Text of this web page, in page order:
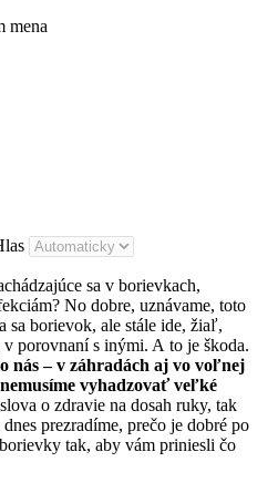
mena
sa v borievkach,
No dobre, uznávame, toto
sa borievok, ale stále ide, žiaľ,
porovnaní s inými. A to je škoda.
nás – v záhradách aj vo voľnej
vyhadzovať veľké
o zdravie na dosah ruky, tak
prezradíme, prečo je dobré po
tak, aby vám priniesli čo